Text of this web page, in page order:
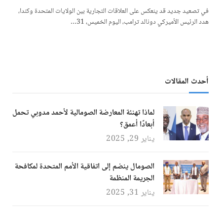
في تصعيد جديد قد ينعكس على العلاقات التجارية بين الولايات المتحدة وكندا،
هدد الرئيس الأميركي دونالد ترامب، اليوم الخميس، 31…
أحدث المقالات
لماذا تهنئة المعارضة الصومالية لأحمد مدوبي تحمل
أبعادًا أعمق؟
يناير 29, 2025
الصومال ينضم إلى اتفاقية الأمم المتحدة لمكافحة
الجريمة المنظمة
يناير 31, 2025